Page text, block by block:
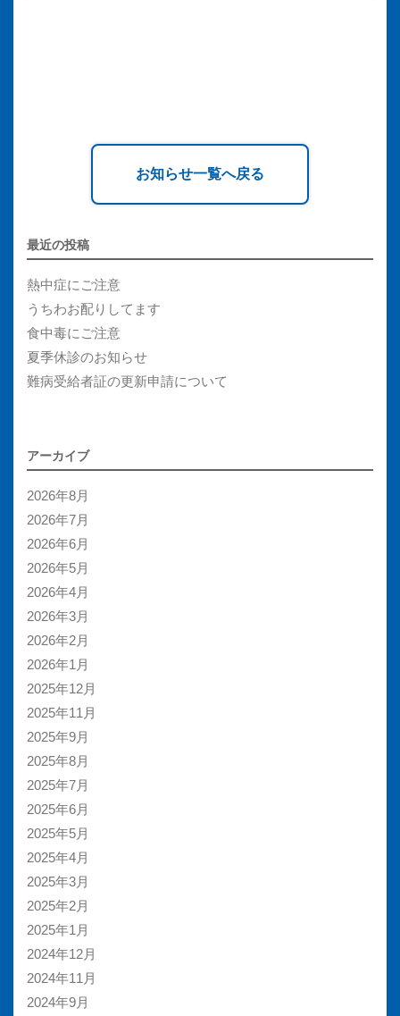
お知らせ一覧へ戻る
最近の投稿
熱中症にご注意
うちわお配りしてます
食中毒にご注意
夏季休診のお知らせ
難病受給者証の更新申請について
アーカイブ
2026年8月
2026年7月
2026年6月
2026年5月
2026年4月
2026年3月
2026年2月
2026年1月
2025年12月
2025年11月
2025年9月
2025年8月
2025年7月
2025年6月
2025年5月
2025年4月
2025年3月
2025年2月
2025年1月
2024年12月
2024年11月
2024年9月